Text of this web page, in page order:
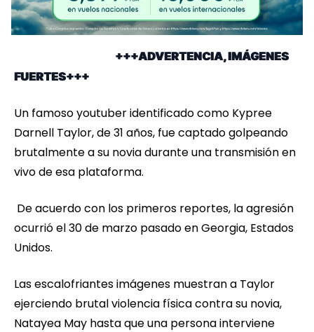
+++ADVERTENCIA, IMÁGENES
FUERTES+++
Un famoso youtuber identificado como Kypree
Darnell Taylor, de 31 años, fue captado golpeando
brutalmente a su novia durante una transmisión en
vivo de esa plataforma.
De acuerdo con los primeros reportes, la agresión
ocurrió el 30 de marzo pasado en Georgia, Estados
Unidos.
Las escalofriantes imágenes muestran a Taylor
ejerciendo brutal violencia física contra su novia,
Natayea May hasta que una persona interviene